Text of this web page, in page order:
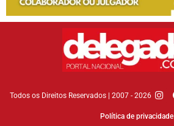
Todos os Direitos Reservados | 2007 - 2026
Política de privacidade